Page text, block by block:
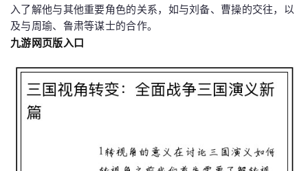
入了解他与其他重要角色的关系，如与刘备、曹操的交往，以
及与周瑜、鲁肃等谋士的合作。
九游网页版入口